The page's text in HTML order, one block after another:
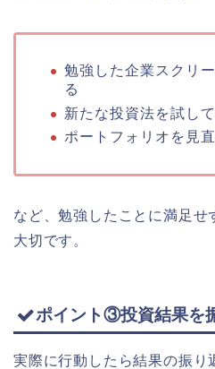
勉強した企業スクリ
る
新たな投資法を試し
ポートフォリオを見
など、勉強したことに満足せ
大切です。
ポイント③投資結果を
実際に行動したら結果の振り